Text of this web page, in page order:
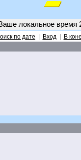
локальное время
по дате Вход| В